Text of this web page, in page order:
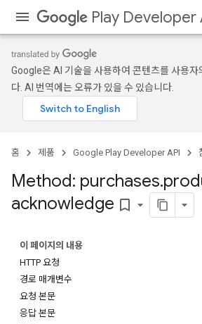
Play Developer
Google은 AI 기술을 사용하여 콘텐츠를 사용자
다. AI 번역에는 오류가 있을 수 있습니다.
홈 제품 Google Play Developer API
Method: purchases.
acknowledge bookmark_border
이 페이지의 내용
HTTP 요청
경로 매개변수
요청 본문
응답 본문